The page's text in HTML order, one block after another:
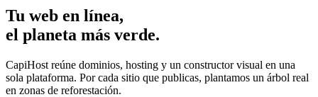
Tu web en línea,
el planeta más verde.
CapiHost reúne dominios, hosting y un constructor visual en una
sola plataforma. Por cada sitio que publicas, plantamos un árbol real
en zonas de reforestación.